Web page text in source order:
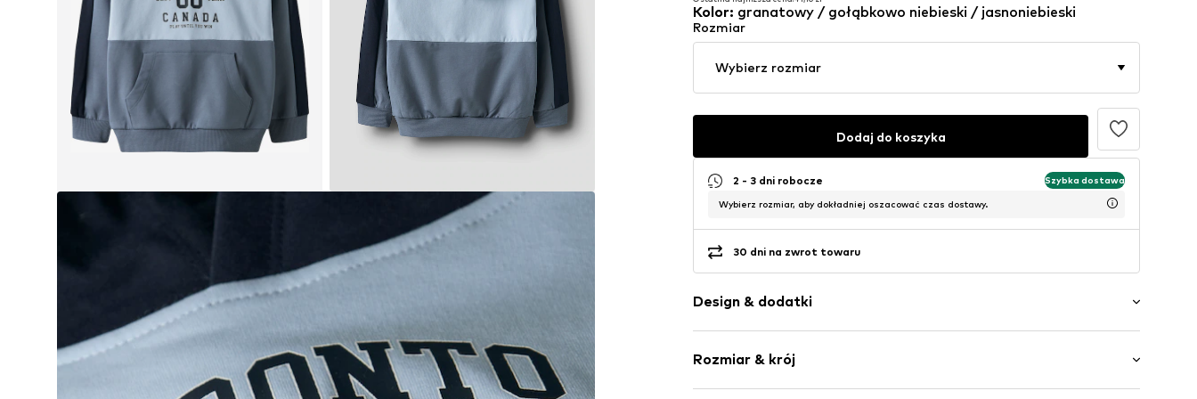
Ostatnia najniższa cena:41,16 zł
Kolor: granatowy / gołąbkowo niebieski / jasnoniebieski
Rozmiar
Wybierz rozmiar
Dodaj do koszyka
2 - 3 dni robocze Szybka dostawa
Wybierz rozmiar, aby dokładniej oszacować czas dostawy.
30 dni na zwrot towaru
Design & dodatki
Dres
Z kapturem
Rozmiar & krój